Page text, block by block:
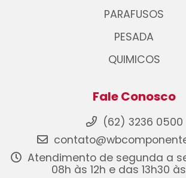
PARAFUSOS
PESADA
QUIMICOS
Fale Conosco
(62) 3236 0500
Atendimento de segunda a
08h às 12h e das 13h30